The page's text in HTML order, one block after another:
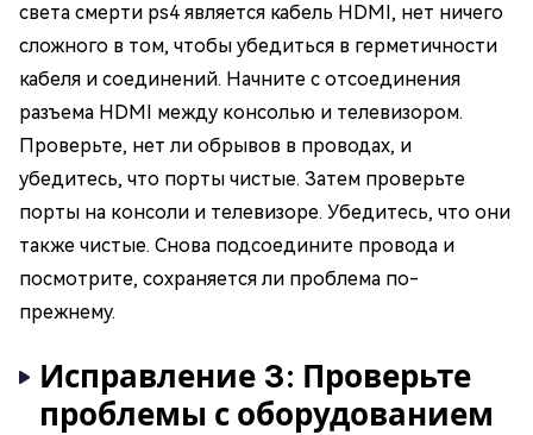
света смерти ps4 является кабель HDMI, нет ничего
сложного в том, чтобы убедиться в герметичности
кабеля и соединений. Начните с отсоединения
разъема HDMI между консолью и телевизором.
Проверьте, нет ли обрывов в проводах, и
убедитесь, что порты чистые. Затем проверьте
порты на консоли и телевизоре. Убедитесь, что они
также чистые. Снова подсоедините провода и
посмотрите, сохраняется ли проблема по-
прежнему.
Исправление 3: Проверьте
проблемы с оборудованием